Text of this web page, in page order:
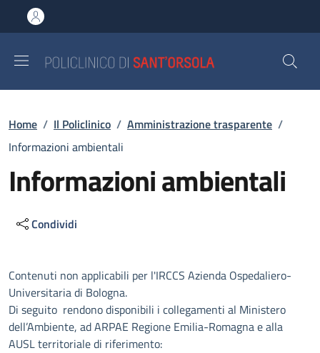
al contenuto principale
to footer content
Briciole di pane
Home / Il Policlinico / Amministrazione trasparente /
Informazioni ambientali
Informazioni ambientali
Condividi
Descrizione
Contenuti non applicabili per l'IRCCS Azienda Ospedaliero-
Universitaria di Bologna.
Di seguito rendono disponibili i collegamenti al Ministero
dell’Ambiente, ad ARPAE Regione Emilia-Romagna e alla
AUSL territoriale di riferimento: